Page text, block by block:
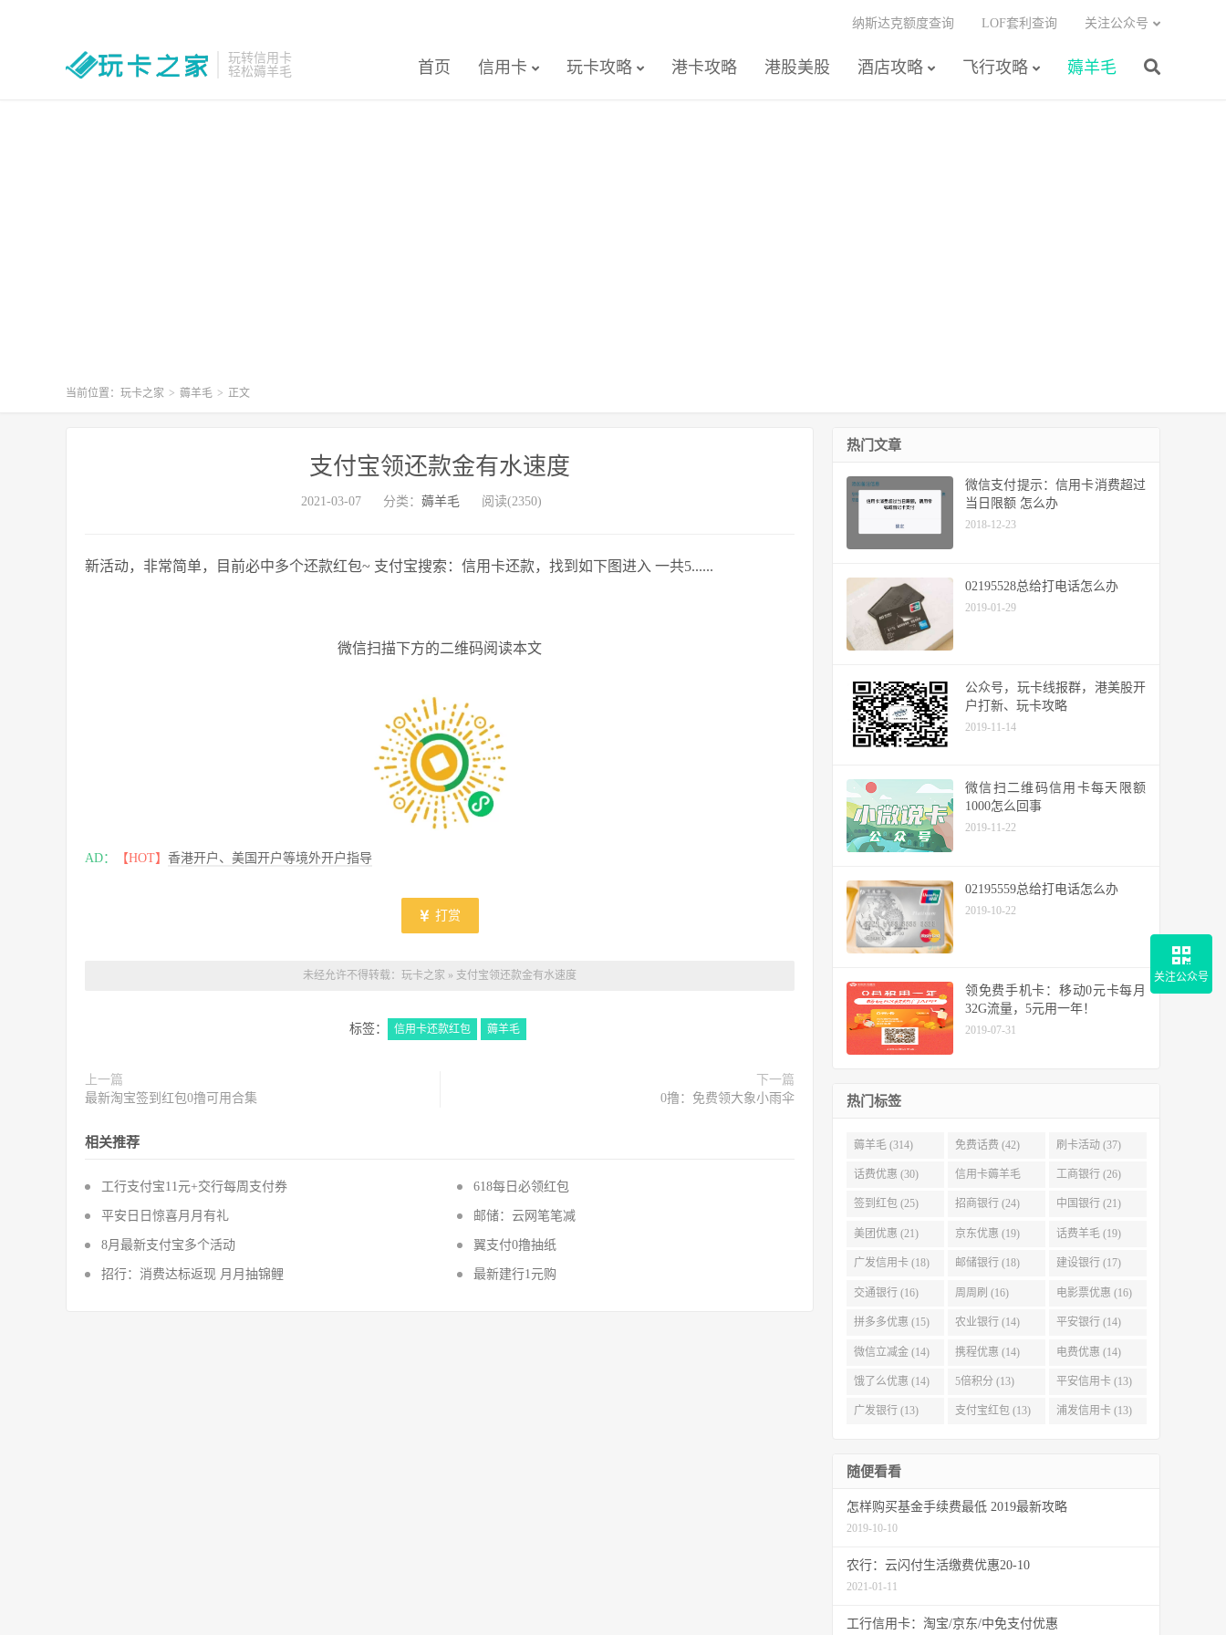
玩转信用卡
轻松薅羊毛
首页 信用卡 玩卡攻略 港卡攻略 港股美股 酒店攻略 飞行攻略 薅羊毛
纳斯达克额度查询 LOF套利查询 关注公众号
当前位置： 玩卡之家 > 薅羊毛 > 正文
支付宝领还款金有水速度
2021-03-07 分类： 薅羊毛 阅读(2350)
新活动，非常简单，目前必中多个还款红包~ 支付宝搜索：信用卡还款，找到如下图进入 一共5......
微信扫描下方的二维码阅读本文
AD： 【HOT】 香港开户、美国开户等境外开户指导
打赏
未经允许不得转载： 玩卡之家 » 支付宝领还款金有水速度
标签： 信用卡还款红包 薅羊毛
上一篇
最新淘宝签到红包0撸可用合集
下一篇
0撸：免费领大象小雨伞
相关推荐
工行支付宝11元+交行每周支付券 618每日必领红包
平安日日惊喜月月有礼 邮储：云网笔笔减
8月最新支付宝多个活动 翼支付0撸抽纸
招行：消费达标返现 月月抽锦鲤 最新建行1元购
热门文章
微信支付提示：信用卡消费超过
当日限额 怎么办
2018-12-23
02195528总给打电话怎么办
2019-01-29
公众号，玩卡线报群，港美股开
户打新、玩卡攻略
2019-11-14
微信扫二维码信用卡每天限额
1000怎么回事
2019-11-22
02195559总给打电话怎么办
2019-10-22
领免费手机卡：移动0元卡每月
32G流量，5元用一年！
2019-07-31
热门标签
薅羊毛 (314) 免费话费 (42) 刷卡活动 (37)
话费优惠 (30) 信用卡薅羊毛
(29)
工商银行 (26)
签到红包 (25) 招商银行 (24) 中国银行 (21)
美团优惠 (21) 京东优惠 (19) 话费羊毛 (19)
广发信用卡 (18) 邮储银行 (18) 建设银行 (17)
交通银行 (16) 周周刷 (16) 电影票优惠 (16)
拼多多优惠 (15) 农业银行 (14) 平安银行 (14)
微信立减金 (14) 携程优惠 (14) 电费优惠 (14)
饿了么优惠 (14) 5倍积分 (13) 平安信用卡 (13)
广发银行 (13) 支付宝红包 (13) 浦发信用卡 (13)
随便看看
怎样购买基金手续费最低 2019最新攻略
2019-10-10
农行：云闪付生活缴费优惠20-10
2021-01-11
工行信用卡：淘宝/京东/中免支付优惠
关注公众号